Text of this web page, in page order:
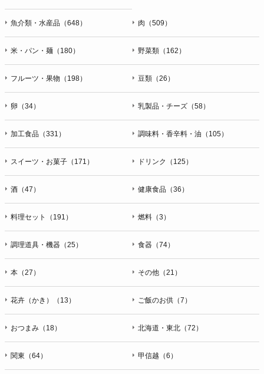
魚介類・水産品（648） 肉（509）
米・パン・麺（180） 野菜類（162）
フルーツ・果物（198） 豆類（26）
卵（34） 乳製品・チーズ（58）
加工食品（331） 調味料・香辛料・油（105）
スイーツ・お菓子（171） ドリンク（125）
酒（47） 健康食品（36）
料理セット（191） 燃料（3）
調理道具・機器（25） 食器（74）
本（27） その他（21）
花卉（かき）（13） ご飯のお供（7）
おつまみ（18） 北海道・東北（72）
関東（64） 甲信越（6）